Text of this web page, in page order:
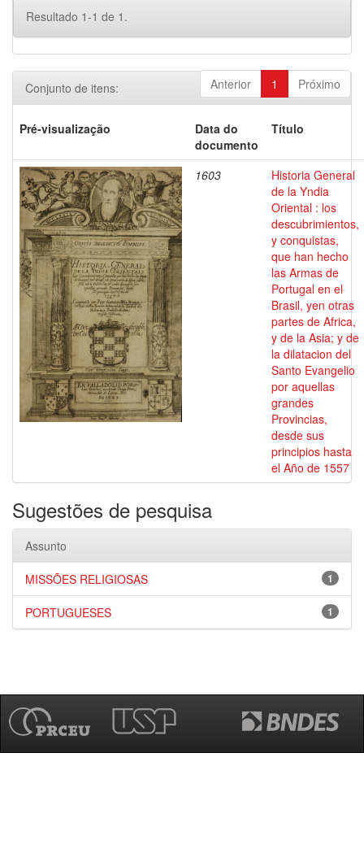
Resultado 1-1 de 1.
Anterior 1 Próximo
Conjunto de itens:
Pré-visualização
Data do
documento
Título
1603
Historia General
de la Yndia
Oriental : los
descubrimientos,
y conquistas,
que han hecho
las Armas de
Portugal en el
Brasil, yen otras
partes de Africa,
y de la Asia; y de
la dilatacion del
Santo Evangelio
por aquellas
grandes
Provincias,
desde sus
principios hasta
el Año de 1557
Sugestões de pesquisa
Assunto
1
MISSÕES RELIGIOSAS
1
PORTUGUESES